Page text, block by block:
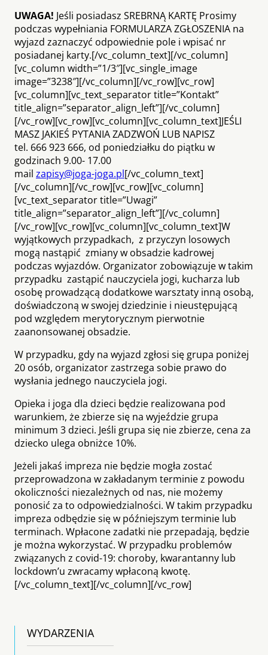
UWAGA! Jeśli posiadasz SREBRNĄ KARTĘ Prosimy
podczas wypełniania FORMULARZA ZGŁOSZENIA na
wyjazd zaznaczyć odpowiednie pole i wpisać nr
posiadanej karty.[/vc_column_text][/vc_column]
[vc_column width=”1/3″][vc_single_image
image=”3238″][/vc_column][/vc_row][vc_row]
[vc_column][vc_text_separator title=”Kontakt”
title_align=”separator_align_left”][/vc_column]
[/vc_row][vc_row][vc_column][vc_column_text]JEŚLI
MASZ JAKIEŚ PYTANIA ZADZWOŃ LUB NAPISZ
tel. 666 923 666, od poniedziałku do piątku w
godzinach 9.00- 17.00
mail zapisy@joga-joga.pl[/vc_column_text]
[/vc_column][/vc_row][vc_row][vc_column]
[vc_text_separator title=”Uwagi”
title_align=”separator_align_left”][/vc_column]
[/vc_row][vc_row][vc_column][vc_column_text]W
wyjątkowych przypadkach, z przyczyn losowych
mogą nastąpić zmiany w obsadzie kadrowej
podczas wyjazdów. Organizator zobowiązuje w takim
przypadku zastąpić nauczyciela jogi, kucharza lub
osobę prowadzącą dodatkowe warsztaty inną osobą,
doświadczoną w swojej dziedzinie i nieustępującą
pod względem merytorycznym pierwotnie
zaanonsowanej obsadzie.
W przypadku, gdy na wyjazd zgłosi się grupa poniżej
20 osób, organizator zastrzega sobie prawo do
wysłania jednego nauczyciela jogi.
Opieka i joga dla dzieci będzie realizowana pod
warunkiem, że zbierze się na wyjeździe grupa
minimum 3 dzieci. Jeśli grupa się nie zbierze, cena za
dziecko ulega obniżce 10%.
Jeżeli jakaś impreza nie będzie mogła zostać
przeprowadzona w zakładanym terminie z powodu
okoliczności niezależnych od nas, nie możemy
ponosić za to odpowiedzialności. W takim przypadku
impreza odbędzie się w późniejszym terminie lub
terminach. Wpłacone zadatki nie przepadają, będzie
je można wykorzystać. W przypadku problemów
związanych z covid-19: choroby, kwarantanny lub
lockdown’u zwracamy wpłaconą kwotę.
[/vc_column_text][/vc_column][/vc_row]
WYDARZENIA